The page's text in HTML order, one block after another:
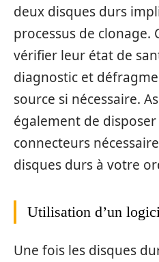
deux disques durs
processus de clonage.
vérifier leur état de
diagnostic et
source si nécessaire.
également de
connecteurs
disques durs à votre
Utilisation d’un
Une fois les disques